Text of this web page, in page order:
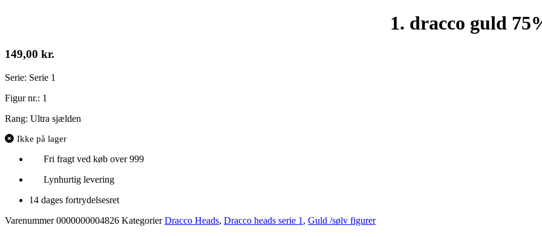
1. dracco guld
149,00 kr.
Serie: Serie 1
Figur nr.: 1
Rang: Ultra sjælden
Ikke på lager
Fri fragt ved køb over 999
Lynhurtig levering
14 dages fortrydelsesret
Varenummer0000000004826 Kategorier Dracco Heads, Dracco heads serie 1 , Guld /sølv figurer